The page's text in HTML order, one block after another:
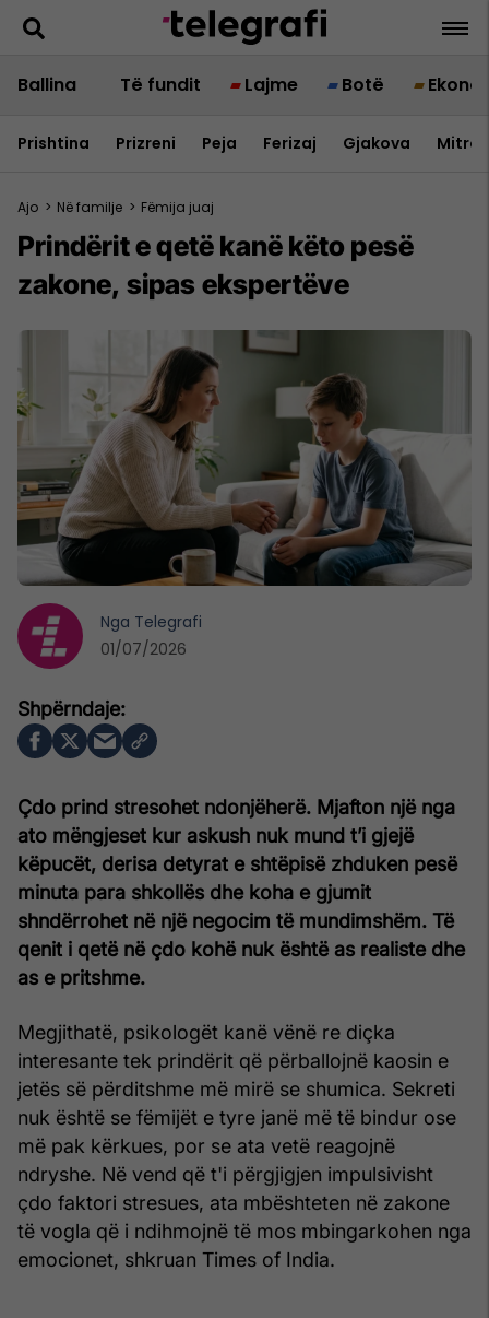
Ballina Të fundit Lajme Botë
Prishtina Prizreni Peja Ferizaj Gjakova
Ajo > Në familje > Fëmija juaj
Prindërit e qetë kanë këto pesë
zakone, sipas ekspertëve
Çdo prind stresohet ndonjëherë. Mjafton një nga
ato mëngjeset kur askush nuk mund t’i gjejë
këpucët, derisa detyrat e shtëpisë zhduken pesë
minuta para shkollës dhe koha e gjumit
shndërrohet në një negocim të mundimshëm. Të
qenit i qetë në çdo kohë nuk është as realiste dhe
as e pritshme.
Megjithatë, psikologët kanë vënë re diçka
interesante tek prindërit që përballojnë kaosin e
jetës së përditshme më mirë se shumica. Sekreti
nuk është se fëmijët e tyre janë më të bindur ose
më pak kërkues, por se ata vetë reagojnë
ndryshe. Në vend që t'i përgjigjen impulsivisht
çdo faktori stresues, ata mbështeten në zakone
të vogla që i ndihmojnë të mos mbingarkohen nga
emocionet, shkruan Times of India.
Nga Telegrafi
01/07/2026